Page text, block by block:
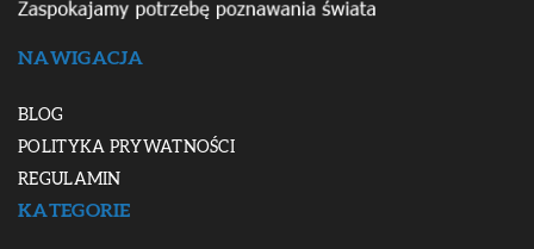
NAWIGACJA
BLOG
POLITYKA PRYWATNOŚCI
REGULAMIN
KATEGORIE